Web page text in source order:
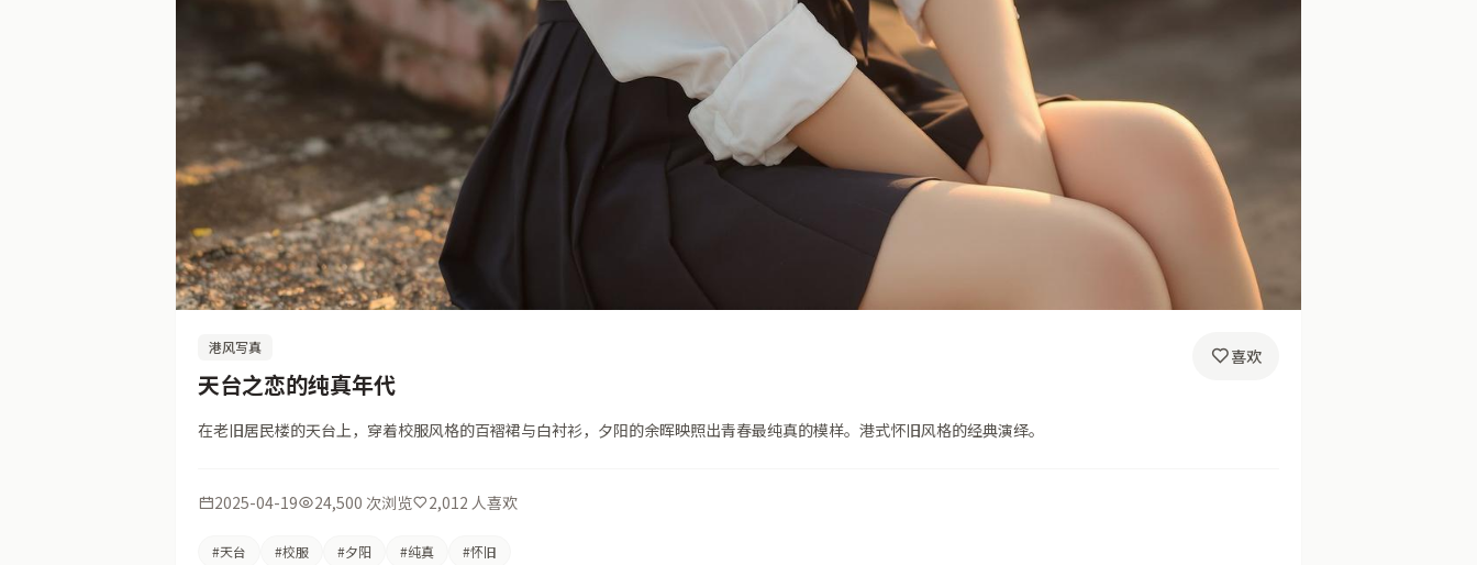
港风写真
天台之恋的纯真年代
喜欢
在老旧居民楼的天台上，穿着校服风格的百褶裙与白衬衫，夕阳的余晖映照出青春最纯真的模样。港式怀旧风格的经典演绎。
2025-04-19 24,500 次浏览 2,012 人喜欢
#天台 #校服 #夕阳 #纯真 #怀旧